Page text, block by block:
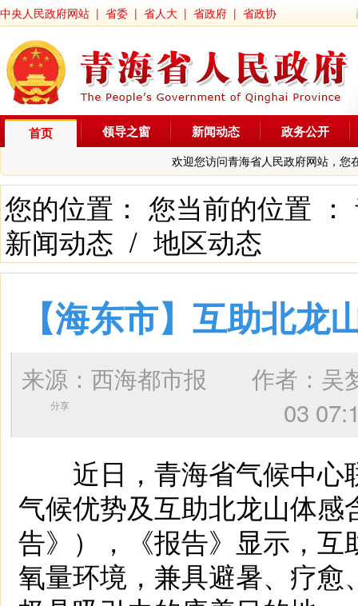
中央人民政府网站 | 省委 | 省人大 | 省政府 | 省政协
首页
欢迎您访问青海省人民政府网站，您
领导之窗 新闻动态 政务公开
您的位置： 您当前的位置 ：
新闻动态 / 地区动态
【海东市】互助北
来源：西海都市报 作者： 吴
03
分享
近日，青海省气候中心
气候优势及互助北龙山体
告》），《报告》显示，
氧量环境，兼具避暑、疗